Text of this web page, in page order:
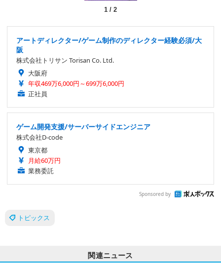
1/ 2
アートディレクター/ゲーム制作のディレクター経験必須/大
阪
株式会社トリサン Torisan Co. Ltd.
大阪府
年収469万6,000円～699万6,000円
正社員
ゲーム開発支援/サーバーサイドエンジニア
株式会社D-code
東京都
月給60万円
業務委託
Sponsored by
トピックス
関連ニュース